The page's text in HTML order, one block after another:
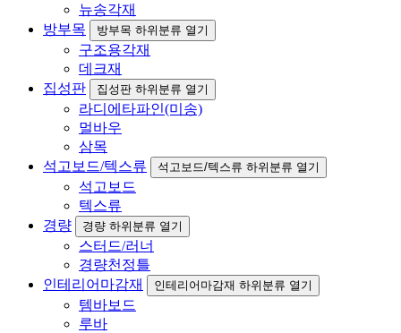
뉴송각재
방부목
방부목 하위분류 열기
구조용각재
데크재
집성판
집성판 하위분류 열기
라디에타파인(미송)
멀바우
삼목
석고보드/텍스류
석고보드/텍스류 하위분류 열기
석고보드
텍스류
경량
경량 하위분류 열기
스터드/러너
경량천정틀
인테리어마감재
인테리어마감재 하위분류 열기
템바보드
루바